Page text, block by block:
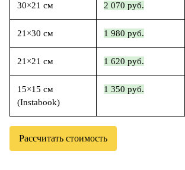
30×21 см 2 070 руб.
21×30 см 1 980 руб.
21×21 см 1 620 руб.
15×15 см
(Instabook)
1 350 руб.
Рассчитать стоимость